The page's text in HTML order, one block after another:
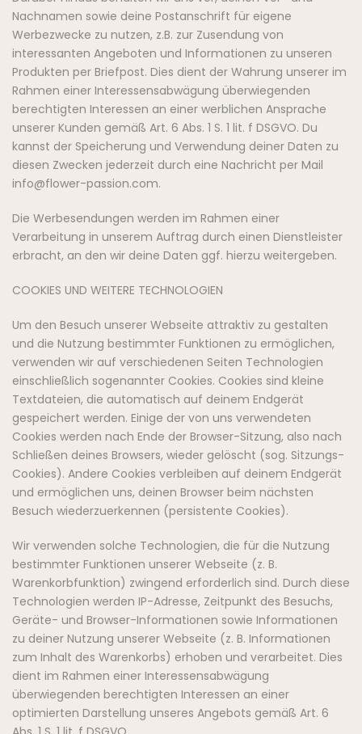
Nachnamen sowie deine Postanschrift für eigene
Werbezwecke zu nutzen, z.B. zur Zusendung von
interessanten Angeboten und Informationen zu unseren
Produkten per Briefpost. Dies dient der Wahrung unserer im
Rahmen einer Interessensabwägung überwiegenden
berechtigten Interessen an einer werblichen Ansprache
unserer Kunden gemäß Art. 6 Abs. 1 S. 1 lit. f DSGVO. Du
kannst der Speicherung und Verwendung deiner Daten zu
diesen Zwecken jederzeit durch eine Nachricht per Mail
info@flower-passion.com.
Die Werbesendungen werden im Rahmen einer
Verarbeitung in unserem Auftrag durch einen Dienstleister
erbracht, an den wir deine Daten ggf. hierzu weitergeben.
COOKIES UND WEITERE TECHNOLOGIEN
Um den Besuch unserer Webseite attraktiv zu gestalten
und die Nutzung bestimmter Funktionen zu ermöglichen,
verwenden wir auf verschiedenen Seiten Technologien
einschließlich sogenannter Cookies. Cookies sind kleine
Textdateien, die automatisch auf deinem Endgerät
gespeichert werden. Einige der von uns verwendeten
Cookies werden nach Ende der Browser-Sitzung, also nach
Schließen deines Browsers, wieder gelöscht (sog. Sitzungs-
Cookies). Andere Cookies verbleiben auf deinem Endgerät
und ermöglichen uns, deinen Browser beim nächsten
Besuch wiederzuerkennen (persistente Cookies).
Wir verwenden solche Technologien, die für die Nutzung
bestimmter Funktionen unserer Webseite (z. B.
Warenkorbfunktion) zwingend erforderlich sind. Durch diese
Technologien werden IP-Adresse, Zeitpunkt des Besuchs,
Geräte- und Browser-Informationen sowie Informationen
zu deiner Nutzung unserer Webseite (z. B. Informationen
zum Inhalt des Warenkorbs) erhoben und verarbeitet. Dies
dient im Rahmen einer Interessensabwägung
überwiegenden berechtigten Interessen an einer
optimierten Darstellung unseres Angebots gemäß Art. 6